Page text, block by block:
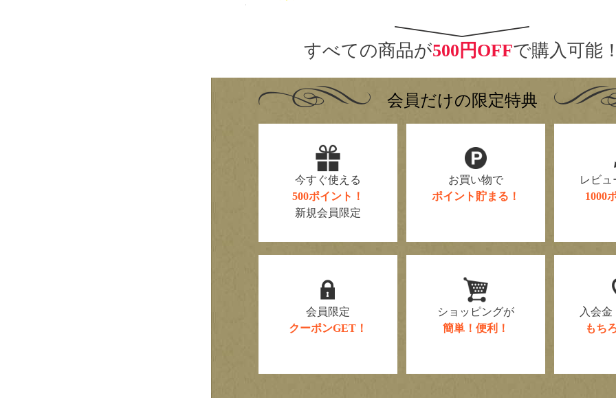
すべての商品が500円OFFで購入可能！
会員だけの限定特典
今すぐ使える
500ポイント！
新規会員限定
お買い物で
ポイント貯まる！
レビュ
1000
会員限定
クーポンGET！
ショッピングが
簡単！便利！
入会
もち